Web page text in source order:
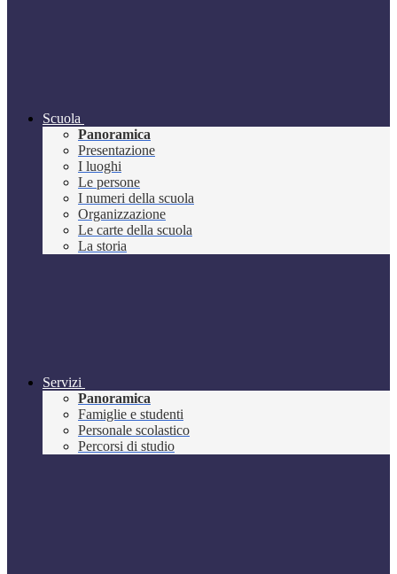
Scuola
Panoramica
Presentazione
I luoghi
Le persone
I numeri della scuola
Organizzazione
Le carte della scuola
La storia
Servizi
Panoramica
Famiglie e studenti
Personale scolastico
Percorsi di studio